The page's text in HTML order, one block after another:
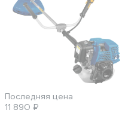
Последняя цена
11 890 ₽